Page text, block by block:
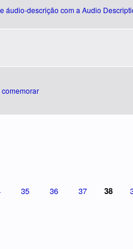
áudio-descrição com a Audio
35 36 37 38